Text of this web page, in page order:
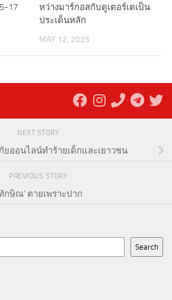
17
หว่างมาร์กอสกับดูเตอร์เตเป็น
ประเด็นหลัก
MAY 12, 2025
NEXT STORY
ยออนไลน์ทำร้ายเด็กและเยาวชน
PREVIOUS STORY
ทักษิณ’ ตายเพราะปาก
Search